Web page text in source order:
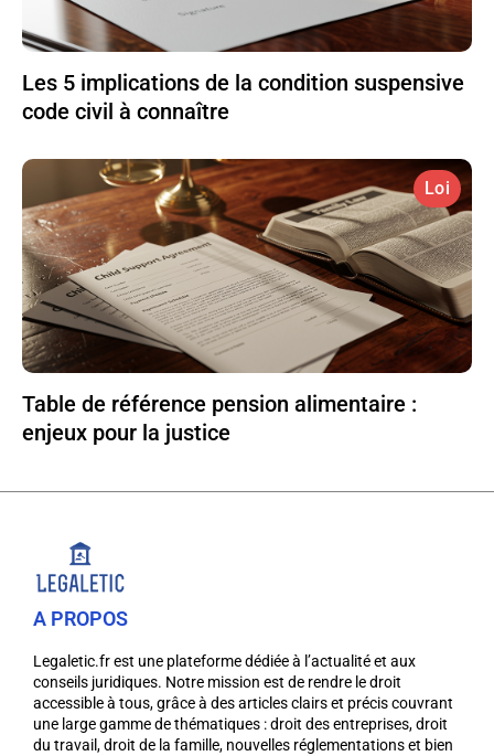
Les 5 implications de la condition suspensive
code civil à connaître
Loi
Table de référence pension alimentaire :
enjeux pour la justice
A PROPOS
Legaletic.fr est une plateforme dédiée à l’actualité et aux
conseils juridiques. Notre mission est de rendre le droit
accessible à tous, grâce à des articles clairs et précis couvrant
une large gamme de thématiques : droit des entreprises, droit
du travail, droit de la famille, nouvelles réglementations et bien